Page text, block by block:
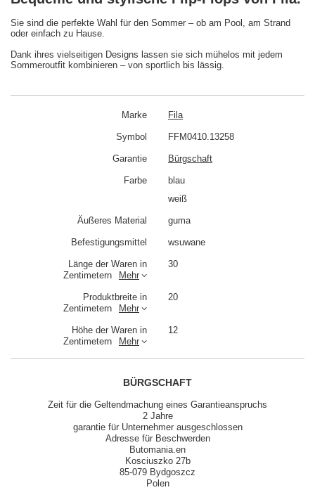
Sie sind die perfekte Wahl für den Sommer – ob am Pool, am Strand
oder einfach zu Hause.
Dank ihres vielseitigen Designs lassen sie sich mühelos mit jedem
Sommeroutfit kombinieren – von sportlich bis lässig.
Marke Fila
Symbol FFM0410.13258
Garantie Bürgschaft
Farbe
blau
weiß
Äußeres Material guma
Befestigungsmittel wsuwane
Länge der Waren in
Zentimetern
Mehr
30
Produktbreite in
Zentimetern
Mehr
20
Höhe der Waren in
Zentimetern
Mehr
12
BÜRGSCHAFT
Zeit für die Geltendmachung eines Garantieanspruchs
2 Jahre
garantie für Unternehmer ausgeschlossen
Adresse für Beschwerden
Butomania.en
Kosciuszko 27b
85-079 Bydgoszcz
Polen